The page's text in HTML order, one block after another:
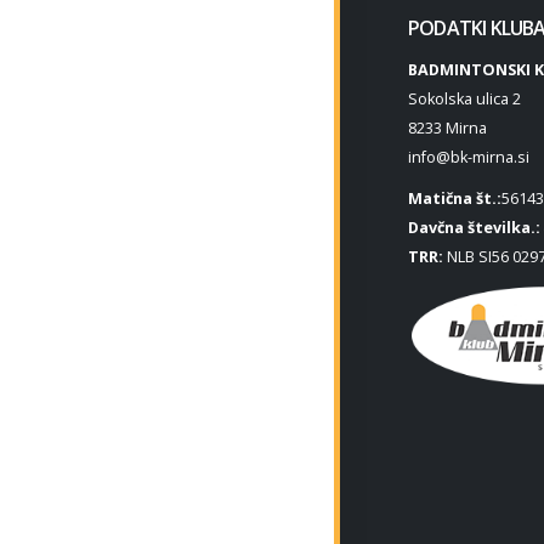
PODATKI
BADMINTONSKI
Sokolska ulica 2
8233 Mirna
info@bk-mirna.si
Matična št.:
Davčna številka.:
TRR: NLB SI56